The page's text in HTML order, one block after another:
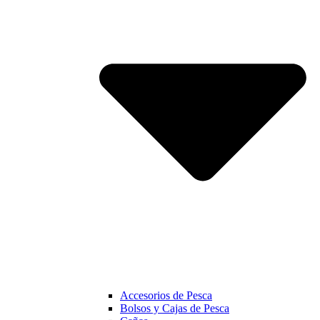
Accesorios de Pesca
Bolsos y Cajas de Pesca